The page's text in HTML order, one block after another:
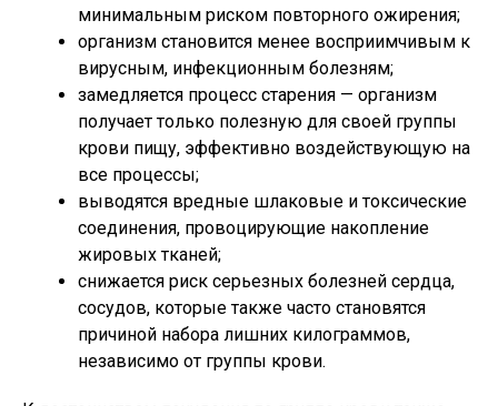
минимальным риском повторного ожирения;
организм становится менее восприимчивым к
вирусным, инфекционным болезням;
замедляется процесс старения — организм
получает только полезную для своей группы
крови пищу, эффективно воздействующую на
все процессы;
выводятся вредные шлаковые и токсические
соединения, провоцирующие накопление
жировых тканей;
снижается риск серьезных болезней сердца,
сосудов, которые также часто становятся
причиной набора лишних килограммов,
независимо от группы крови.